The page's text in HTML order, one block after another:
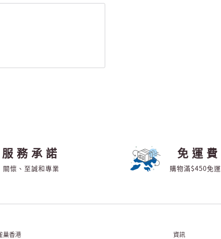
服務承諾
關懷、至誠和專業
免運費
購物滿$450免
巢香港 資訊